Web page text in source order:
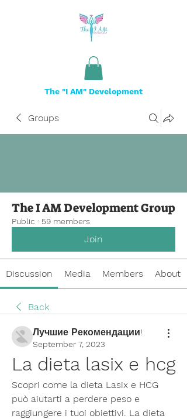
The "I AM" Development
Groups
The I AM Development Group
Public · 59 members
Join
Discussion Media Members About
Back
Лучшие Рекомендации!
September 7, 2023
La dieta lasix e hcg
Scopri come la dieta Lasix e HCG
può aiutarti a perdere peso e
raggiungere i tuoi obiettivi. La dieta